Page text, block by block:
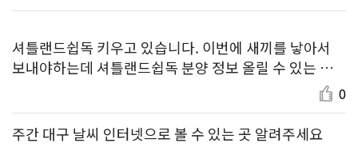
셔틀랜드쉽독 키우고 있습니다. 이번에 새끼를 낳아서
보내야하는데 셔틀랜드쉽독 분양 정보 올릴 수 있는 사
0
주간 대구 날씨 인터넷으로 볼 수 있는 곳 알려주세요